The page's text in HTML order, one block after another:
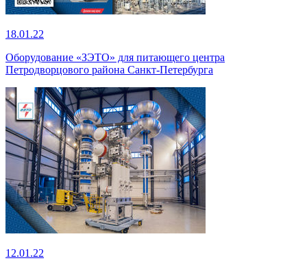
18.01.22
Оборудование «ЗЭТО» для питающего центра
Петродворцового района Санкт-Петербурга
12.01.22